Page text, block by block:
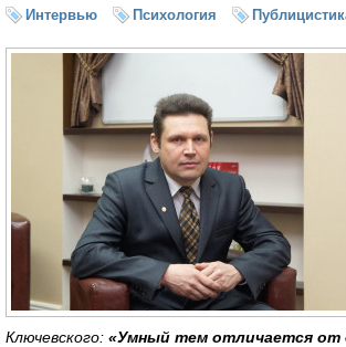
Интервью Психология
Ключевского: «Умный тем отличается от